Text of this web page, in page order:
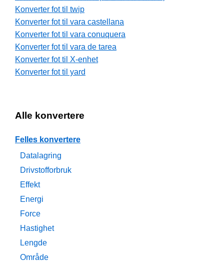
Konverter fot til twip
Konverter fot til vara castellana
Konverter fot til vara conuquera
Konverter fot til vara de tarea
Konverter fot til X-enhet
Konverter fot til yard
Alle konvertere
Felles konvertere
Datalagring
Drivstofforbruk
Effekt
Energi
Force
Hastighet
Lengde
Område